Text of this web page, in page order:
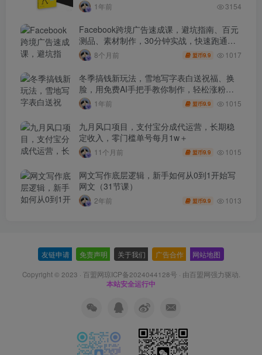
1年前 3154
Facebook跨境广告速成课，避坑指南、百元
测品、素材制作，30分钟实战，快速跑通首
单出单8个月前 盟币9.9 1017
冬季搞钱新玩法，雪地写字表白送祝福、换
脸，用免费AI手把手教你制作，轻松涨粉
3.5w，接单到手软
1年前 盟币9.9 1015
九月风口项目，支付宝分成代运营，长期稳
定收入，零门槛单号每月1w＋
11个月前 盟币9.9 1015
网文写作底层逻辑，新手如何从0到1开始写
网文（31节课）
2年前 盟币9.9 1013
友链申请 免责声明 关于我们 广告合作 网站地图
Copyright © 2023 · 百盟网琼ICP备2024044128号 · 由百盟网强力驱动.
本站安全运行中